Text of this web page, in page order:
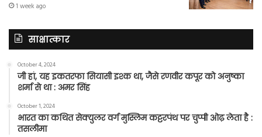
1 week ago
साक्षात्कार
October 4, 2024
जी हां, यह इकतरफा सियासी इश्क था, जैसे रणवीर कपूर को अनुष्का
शर्मा से था : अमर सिंह
October 1, 2024
भारत का कथित सेक्युलर वर्ग मुस्लिम कट्टरपंथ पर चुप्पी ओढ़ लेता है :
तसलीमा